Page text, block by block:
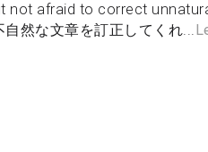
not afraid to correct
自然な文章を訂正してくれ...